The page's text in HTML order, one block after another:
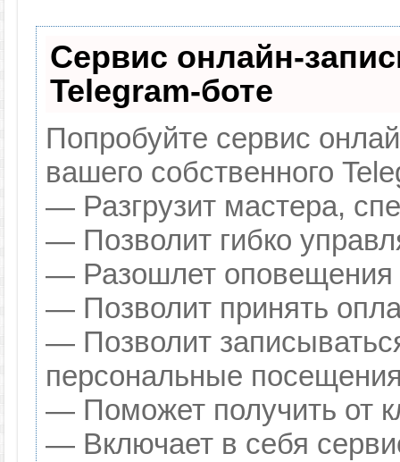
Сервис онлайн-
Telegram-боте
Попробуйте сервис
вашего собственного
— Разгрузит мастера,
— Позволит гибко
— Разошлет оповещения
— Позволит принять
— Позволит
персональные
— Поможет получить от
— Включает в себя